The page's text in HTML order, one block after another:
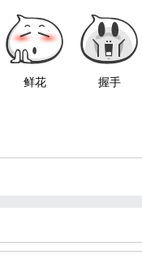
鲜花 握手